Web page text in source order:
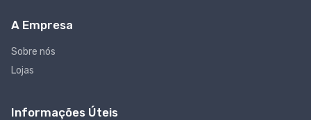
A Empresa
Sobre nós
Lojas
Informações Úteis